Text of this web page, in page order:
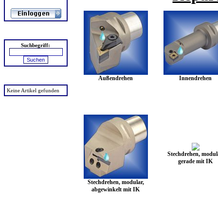
Suchbegriff:
Keine Artikel gefunden
Außendrehen Innendrehen
Stechdrehen, modular,
abgewinkelt mit IK
Stechdrehen,
gerade mit IK